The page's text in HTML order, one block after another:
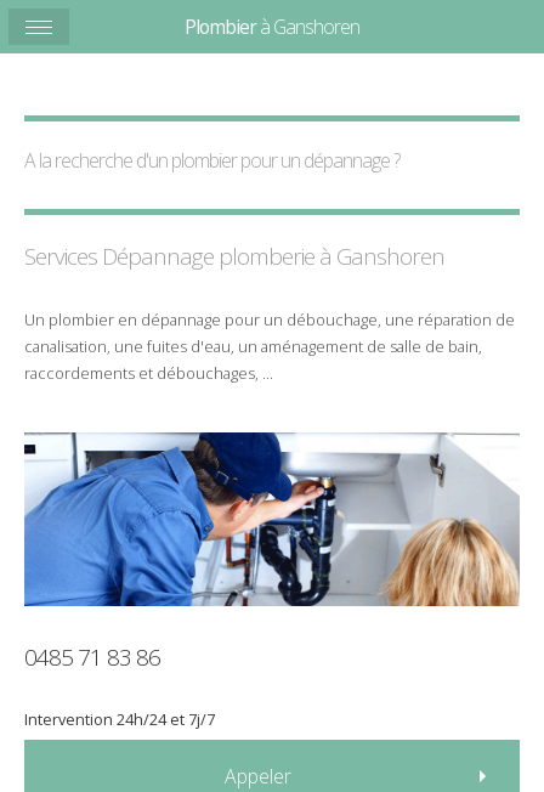
A la recherche d'un plombier pour undépannage?
Services Dépannage plomberie à Ganshoren
Un plombier en dépannage pour un débouchage, une réparation de
canalisation, une fuites d'eau, un aménagement de salle de bain,
raccordements et débouchages, ...
0485 71 83 86
Intervention 24h/24et 7j/7
Appeler
Plombierà Ganshoren